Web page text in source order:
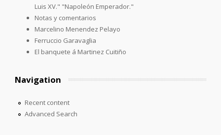
Luis XV." "Napoleón Emperador."
Notas y comentarios
Marcelino Menendez Pelayo
Ferruccio Garavaglia
El banquete á Martinez Cuitiño
Navigation
Recent content
Advanced Search